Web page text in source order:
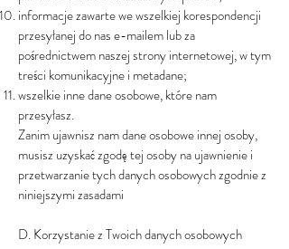
informacje zawarte we wszelkiej korespondencji
przesyłanej do nas e-mailem lub za
pośrednictwem naszej strony internetowej, w tym
treści komunikacyjne i metadane;
wszelkie inne dane osobowe, które nam
przesyłasz.
Zanim ujawnisz nam dane osobowe innej osoby,
musisz uzyskać zgodę tej osoby na ujawnienie i
przetwarzanie tych danych osobowych zgodnie z
niniejszymi zasadami
D. Korzystanie z Twoich danych osobowych